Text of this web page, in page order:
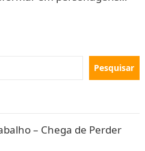
Pesquisar
– Chega de Perder